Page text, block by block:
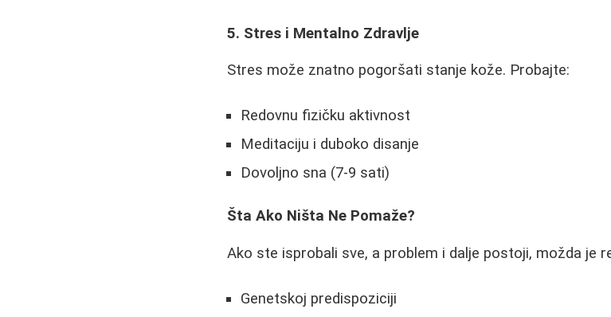
5. Stres i Mentalno Zdravlje
Stres može znatno pogoršati stanje kože. Probajte:
Redovnu fizičku aktivnost
Meditaciju i duboko disanje
Dovoljno sna (7-9 sati)
Šta Ako Ništa Ne Pomaže?
Ako ste isprobali sve, a problem i dalje postoji, možda je
Genetskoj predispoziciji